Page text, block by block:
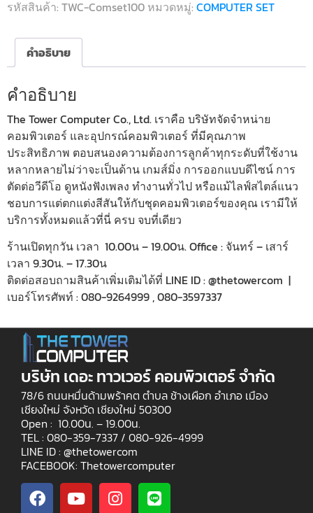
รหัสสินค้า: TWC-Comset100 หมวดหมู่: COMPUTER SET
คำอธิบาย
คำอธิบาย
The Tower Computer Co., Ltd. เราคือ บริษัทจัดจำหน่าย
คอมพิวเตอร์ และอุปกรณ์คอมพิวเตอร์ ที่มีคุณภาพ
ประสิทธิภาพ ตอบสนองความต้องการลูกค้าทุกระดับที่ใช้งาน
หลากหลายไม่ว่าจะเป็นด้าน เกมส์มิ่ง การออกแบบดีไซน์ การ
ตัดต่อวีดีโอ ดูหนังฟังเพลง ทำงานทั่วไป หรือแม้ไลฟ์สไตล์แนว
ชอบการแต่ตกแต่งสีสันให้กับชุดคอมพิวเตอร์ของคุณ เรามีให้
บริการทั้งหมดแล้วที่นี่ ครบ จบที่เดียว
ร้านเปิดทุกวัน เวลา 10.00น – 19.00น. Office : จันทร์ – เสาร์
เวลา 9.30น. – 17.30น
ติดต่อสอบถามสินค้าเพิ่มเติมได้ที่ LINE ID : @thetowercom |
เบอร์โทรศัพท์ : 080-9264999 , 080-3597337
บริษัท เดอะ ทาวเวอร์ คอมพิวเตอร์ จำกัด
78/6 ถนนหมื่นด้ามพร้าคต ตำบล ช้างเผือก อำเภอ เมือง
เชียงใหม่ จังหวัด เชียงใหม่ 50300
Open : 10.00น. – 19.00น.
TEL : 080-359-7337 / 080-926-4999
LINE ID : @thetowercom
FACEBOOK: Thetowercomputer